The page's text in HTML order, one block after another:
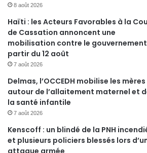
8 août 2026
Haïti : les Acteurs Favorables à la
de Cassation annoncent une
mobilisation contre le
partir du 12 août
7 août 2026
Delmas, l’OCCEDH mobilise les mères
autour de l’allaitement maternel et
la santé infantile
7 août 2026
Kenscoff : un blindé de la PNH
et plusieurs policiers blessés lors
attaque armée